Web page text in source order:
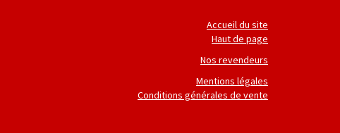
Accueil du site
Haut de page
Nos revendeurs
Mentions légales
Conditions générales de vente